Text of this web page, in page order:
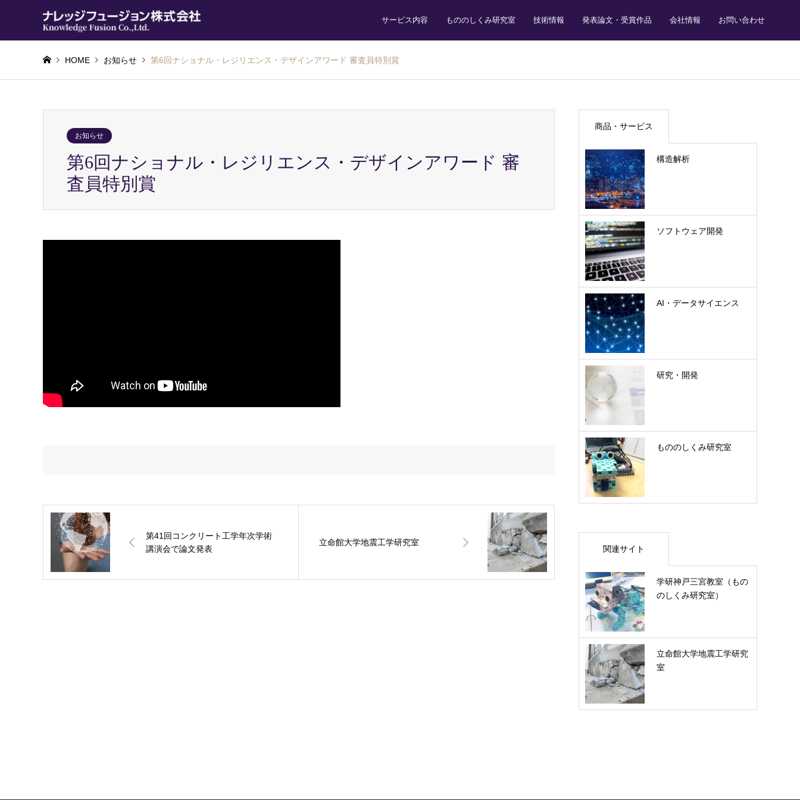
サービス内容 もののしくみ研究室 技術情報 発表論文・受賞作品 会社情報 お問い合わせ
HOME お知らせ 第6回ナショナル・レジリエンス・デザインアワード 審査員特別賞
お知らせ
第6回ナショナル・レジリエンス・デザインアワード 審
査員特別賞
第41回コンクリート工学年次学術
講演会で論文発表
立命館大学地震工学研究室
商品・サービス
構造解析
ソフトウェア開発
AI・データサイエンス
研究・開発
もののしくみ研究室
関連サイト
学研神戸三宮教室（もの
のしくみ研究室）
立命館大学地震工学研究
室